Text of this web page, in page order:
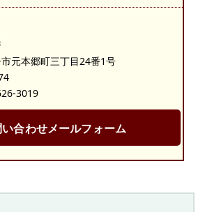
元本郷町三丁目24番1号
3019
合わせメールフォーム